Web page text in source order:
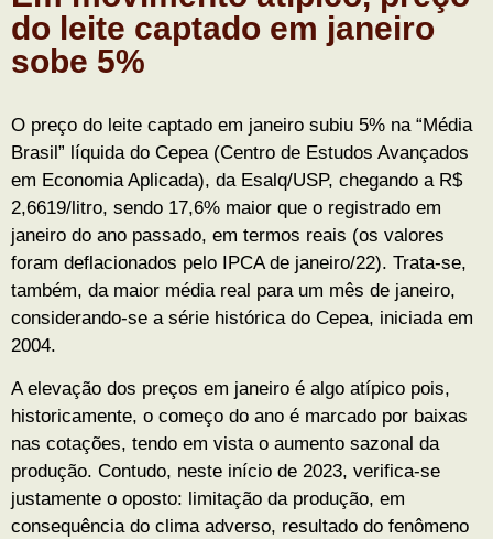
do leite captado em janeiro
sobe 5%
O preço do leite captado em janeiro subiu 5% na “Média
Brasil” líquida do Cepea (Centro de Estudos Avançados
em Economia Aplicada), da Esalq/USP, chegando a R$
2,6619/litro, sendo 17,6% maior que o registrado em
janeiro do ano passado, em termos reais (os valores
foram deflacionados pelo IPCA de janeiro/22). Trata-se,
também, da maior média real para um mês de janeiro,
considerando-se a série histórica do Cepea, iniciada em
2004.
A elevação dos preços em janeiro é algo atípico pois,
historicamente, o começo do ano é marcado por baixas
nas cotações, tendo em vista o aumento sazonal da
produção. Contudo, neste início de 2023, verifica-se
justamente o oposto: limitação da produção, em
consequência do clima adverso, resultado do fenômeno